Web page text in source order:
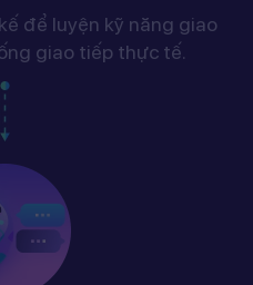
để luyện kỹ năng giao
giao tiếp thực tế.